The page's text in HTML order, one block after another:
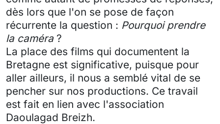
dès lors que l'on se pose de façon
récurrente la question : Pourquoi prendre
la caméra ?
La place des films qui documentent la
Bretagne est significative, puisque pour
aller ailleurs, il nous a semblé vital de se
pencher sur nos productions. Ce travail
est fait en lien avec l'association
Daoulagad Breizh.